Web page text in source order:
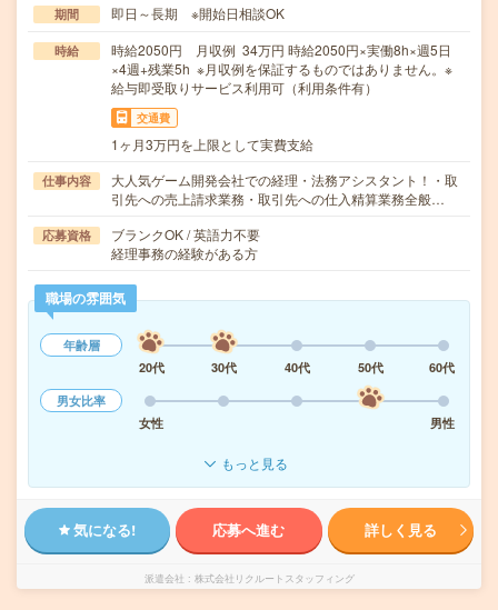
期間 即日～長期 ※開始日相談OK
時給
時給2050円 月収例 34万円 時給2050円×実働8h×週5日
×4週+残業5h ※月収例を保証するものではありません。※
給与即受取りサービス利用可（利用条件有）
交通費
1ヶ月3万円を上限として実費支給
仕事内容
大人気ゲーム開発会社での経理・法務アシスタント！・取
引先への売上請求業務・取引先への仕入精算業務全般…
応募資格
ブランクOK / 英語力不要
経理事務の経験がある方
職場の雰囲気
年齢層
20代
30代 40代 50代
60代
男女比率
女性
男性
もっと見る
気になる! 応募へ進む 詳しく見る
派遣会社 株式会社リクルートスタッフィング